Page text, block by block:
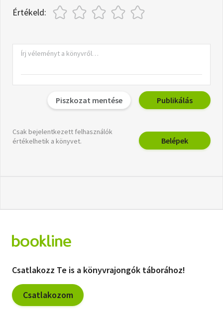
Értékeld:
Piszkozat mentése Publikálás
Csak bejelentkezett felhasználók
értékelhetik a könyvet.
Belépek
Csatlakozz Te is a könyvrajongók táborához!
Csatlakozom